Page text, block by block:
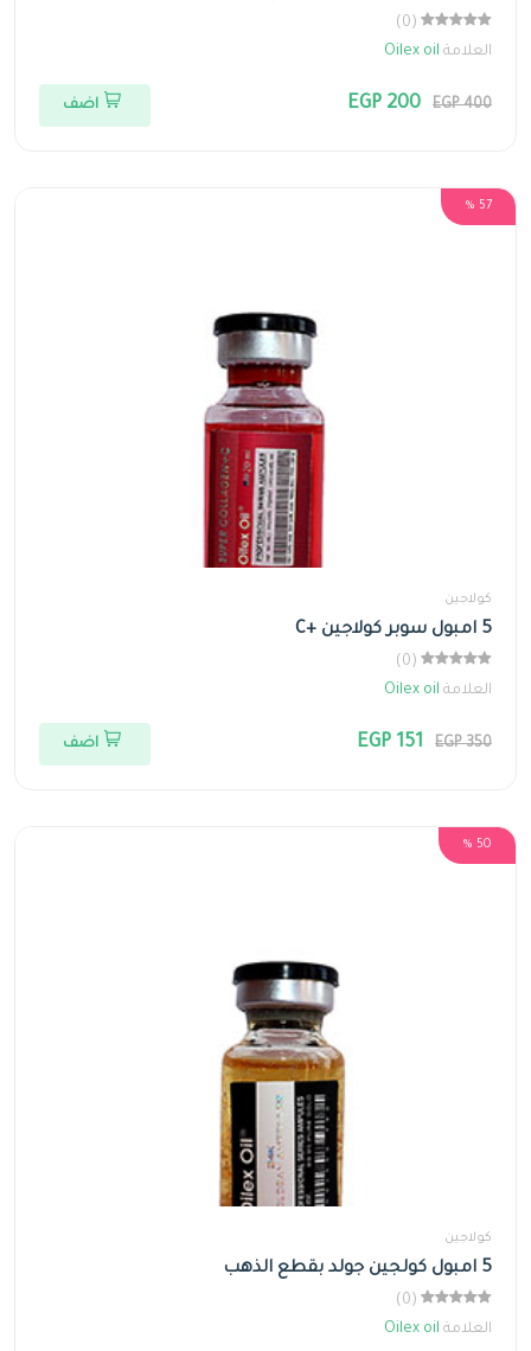
(0)
العلامة Oilex oil
EGP 200 EGP 400 اضف
57 %
كولاجين
5 امبول سوبر كولاجين +C
(0)
العلامة Oilex oil
EGP 151 EGP 350 اضف
50 %
كولاجين
5 امبول كولجين جولد بقطع الذهب
(0)
العلامة Oilex oil